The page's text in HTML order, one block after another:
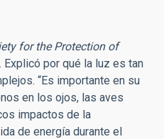
for the Protection of
por qué la luz es tan
“Es importante en su
en los ojos, las aves
impactos de la
de energía durante el